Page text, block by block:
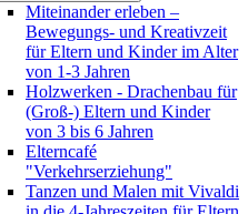
Miteinander erleben –
Bewegungs- und Kreativzeit
für Eltern und Kinder im Alter
von 1-3 Jahren
Holzwerken - Drachenbau für
(Groß-) Eltern und Kinder
von 3 bis 6 Jahren
Elterncafé
"Verkehrserziehung"
Tanzen und Malen mit Vivaldi